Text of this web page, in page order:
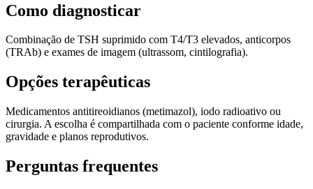
Como diagnosticar
Combinação de TSH suprimido com T4/T3 elevados, anticorpos
(TRAb) e exames de imagem (ultrassom, cintilografia).
Opções terapêuticas
Medicamentos antitireoidianos (metimazol), iodo radioativo ou
cirurgia. A escolha é compartilhada com o paciente conforme idade,
gravidade e planos reprodutivos.
Perguntas frequentes